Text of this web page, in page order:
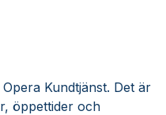
Kundtjänst. Det är
öppettider och